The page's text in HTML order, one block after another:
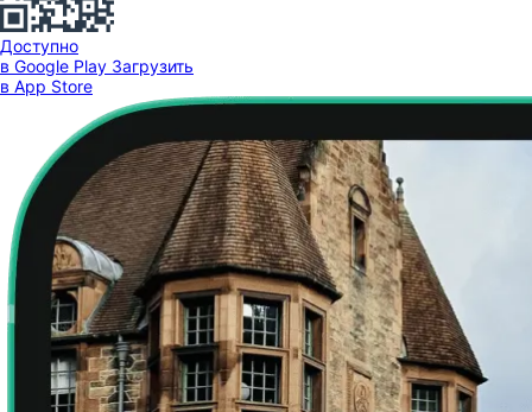
Доступно
в Google Play Загрузить
в App Store